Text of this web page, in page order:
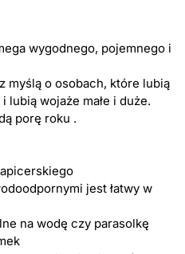
wygodnego, pojemnego i
myślą o osobach, które lubią
wojaże małe i duże.
porę roku .
jest łatwy w
na wodę czy parasolkę